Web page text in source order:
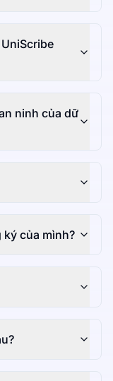
ninh của dữ
của mình?